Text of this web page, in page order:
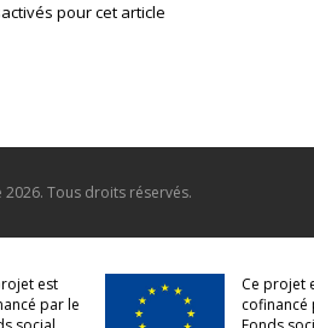
pour cet article
2026. Tous droits réservés.
est
par le
Ce projet
cofinancé